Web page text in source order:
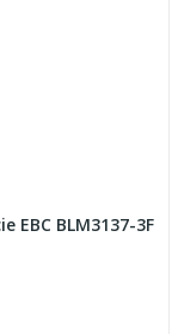
EBC BLM3137-3F